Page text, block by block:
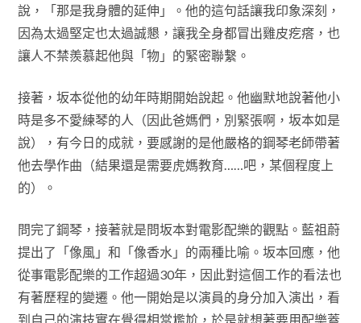
說，「那是我身體的延伸」。他的這句話讓我印象深刻，
因為太過堅定也太過誠懇，讓我全身都冒出雞皮疙瘩，也
讓人不禁羨慕起他與「物」的緊密聯繫。
接著，坂本從他的幼年時期開始說起。他幽默地說著他小
時是多不愛練琴的人（因此爸媽們，別緊張啊，坂本如是
說），有今日的成就，要感謝的是他嚴格的鋼琴老師帶著
他去學作曲（結果還是需要虎媽教育……吧，某個程度上
的）。
問完了鋼琴，接著就是問坂本對電影配樂的觀點。藍祖蔚
提出了「像風」和「像香水」的兩種比喻。坂本回應，他
從事電影配樂的工作超過30年，因此對這個工作的看法也
有著歷程的變遷。他一開始是以演員的身分加入演出，看
到自己的演技實在覺得相當尷尬，於是就想著要用配樂蓋